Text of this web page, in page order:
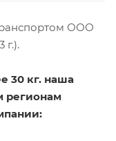
ООО
г.).
30 кг. наша
регионам